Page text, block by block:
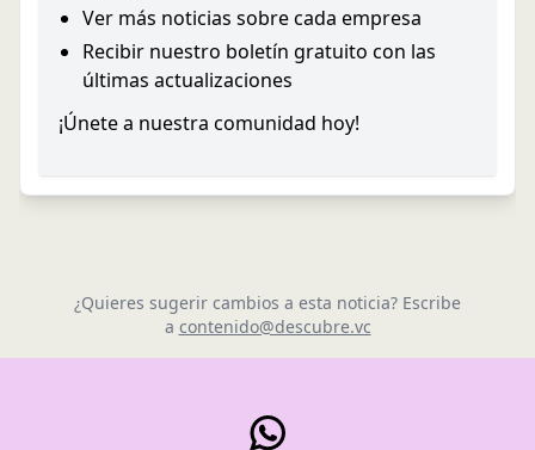
Ver más noticias sobre cada empresa
Recibir nuestro boletín gratuito con las
últimas actualizaciones
¡Únete a nuestra comunidad hoy!
¿Quieres sugerir cambios a esta noticia? Escribe
a contenido@descubre.vc